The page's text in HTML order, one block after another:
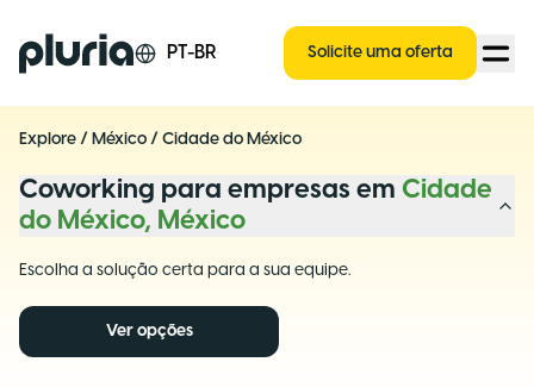
Logo Pluria PT-BR Solicite uma oferta
Explore / México / Cidade do México
Coworking para empresas em Cidade
do México, México
Escolha a solução certa para a sua equipe.
Ver opções